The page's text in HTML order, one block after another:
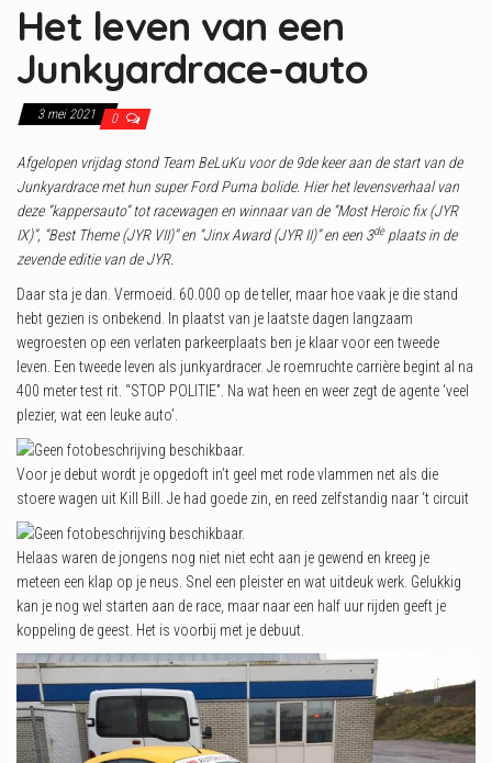
Het leven van een
Junkyardrace-auto
3 mei 2021 0
Afgelopen vrijdag stond Team BeLuKu voor de 9de keer aan de start van de
Junkyardrace met hun super Ford Puma bolide. Hier het levensverhaal van
deze “kappersauto” tot racewagen en winnaar van de “Most Heroic fix (JYR
IX)”, “Best Theme (JYR VII)” en “Jinx Award (JYR II)” en een 3deplaats in de
zevende editie van de JYR.
Daar sta je dan. Vermoeid. 60.000 op de teller, maar hoe vaak je die stand
hebt gezien is onbekend. In plaatst van je laatste dagen langzaam
wegroesten op een verlaten parkeerplaats ben je klaar voor een tweede
leven. Een tweede leven als junkyardracer. Je roemruchte carrière begint al na
400 meter test rit. “STOP POLITIE”. Na wat heen en weer zegt de agente ‘veel
plezier, wat een leuke auto’.
Voor je debut wordt je opgedoft in’t geel met rode vlammen net als die
stoere wagen uit Kill Bill. Je had goede zin, en reed zelfstandig naar ‘t circuit
Helaas waren de jongens nog niet niet echt aan je gewend en kreeg je
meteen een klap op je neus. Snel een pleister en wat uitdeuk werk. Gelukkig
kan je nog wel starten aan de race, maar naar een half uur rijden geeft je
koppeling de geest. Het is voorbij met je debuut.